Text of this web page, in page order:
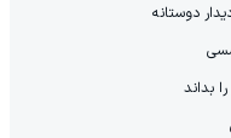
دوستانه
بداند